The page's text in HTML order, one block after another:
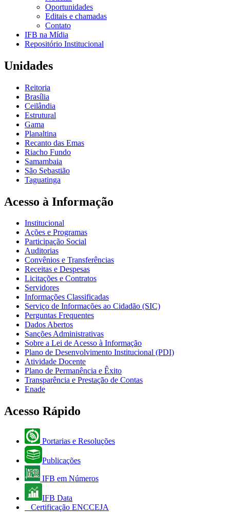
Oportunidades
Editais e chamadas
Contato
IFB na Mídia
Repositório Institucional
Unidades
Reitoria
Brasília
Ceilândia
Estrutural
Gama
Planaltina
Recanto das Emas
Riacho Fundo
Samambaia
São Sebastião
Taguatinga
Acesso à Informação
Institucional
Ações e Programas
Participação Social
Auditorias
Convênios e Transferências
Receitas e Despesas
Licitações e Contratos
Servidores
Informações Classificadas
Serviço de Informações ao Cidadão (SIC)
Perguntas Frequentes
Dados Abertos
Sanções Administrativas
Sobre a Lei de Acesso à Informação
Plano de Desenvolvimento Institucional (PDI)
Atividade Docente
Plano de Permanência e Êxito
Transparência e Prestação de Contas
Enade
Acesso Rápido
Portarias e Resoluções
Publicações
IFB em Números
IFB Data
Certificação ENCCEJA